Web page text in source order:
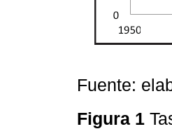
Fuente:
Figura 1